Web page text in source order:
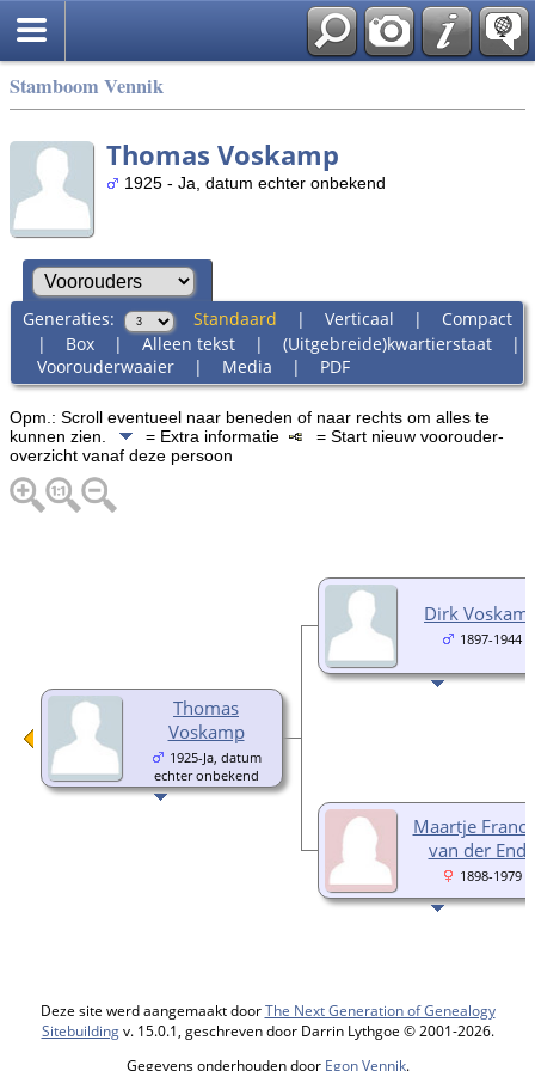
Stamboom Vennik
Thomas Voskamp
1925 - Ja, datum echter onbekend
Generaties: Standaard | Verticaal | Compact
| Box| Alleen tekst| (Uitgebreide)kwartierstaat|
Voorouderwaaier| Media | PDF
Opm.: Scroll eventueel naar beneden of naar rechts om alles te
kunnen zien.
= Extra informatie
= Start nieuw voorouder-
overzicht vanaf deze persoon
Thomas
Voskamp
1925-Ja, datum
echter onbekend
Dirk
1897-1944
Maartje
van der Ende
1898-1979
Deze site werd aangemaakt doorThe Next Generation of Genealogy
Sitebuildingv. 15.0.1, geschreven door Darrin Lythgoe © 2001-2026.
Gegevens onderhouden door Egon Vennik.